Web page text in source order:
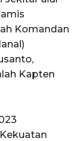
Komandan
Kapten